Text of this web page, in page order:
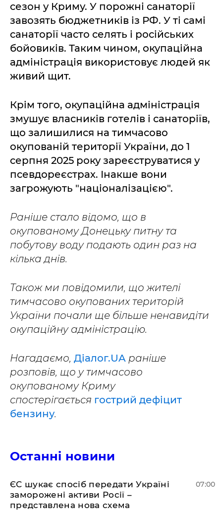
сезон у Криму. У порожні санаторії
завозять бюджетників із РФ. У ті самі
санаторії часто селять і російських
бойовиків. Таким чином, окупаційна
адміністрація використовує людей як
живий щит.
Крім того, окупаційна адміністрація
змушує власників готелів і санаторіїв,
що залишилися на тимчасово
окупованій території України, до 1
серпня 2025 року зареєструватися у
псевдореєстрах. Інакше вони
загрожують "націоналізацією".
Раніше стало відомо, що в
окупованому Донецьку питну та
побутову воду подають один раз на
кілька днів.
Також ми повідомили, що жителі
тимчасово окупованих територій
України почали ще більше ненавидіти
окупаційну адміністрацію.
Нагадаємо, Діалог.UA раніше
розповів, що у тимчасово
окупованому Криму
спостерігається гострий дефіцит
бензину.
Останні новини
ЄС шукає спосіб передати Україні
заморожені активи Росії –
представлена ​​нова схема
07:00